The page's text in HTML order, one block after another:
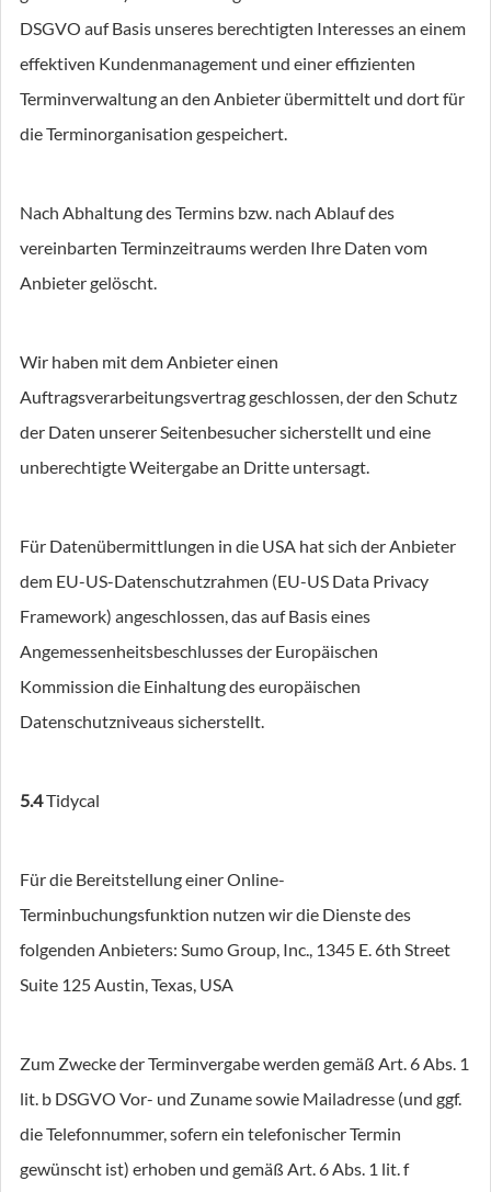
DSGVO auf Basis unseres berechtigten Interesses an einem
effektiven Kundenmanagement und einer effizienten
Terminverwaltung an den Anbieter übermittelt und dort für
die Terminorganisation gespeichert.
Nach Abhaltung des Termins bzw. nach Ablauf des
vereinbarten Terminzeitraums werden Ihre Daten vom
Anbieter gelöscht.
Wir haben mit dem Anbieter einen
Auftragsverarbeitungsvertrag geschlossen, der den Schutz
der Daten unserer Seitenbesucher sicherstellt und eine
unberechtigte Weitergabe an Dritte untersagt.
Für Datenübermittlungen in die USA hat sich der Anbieter
dem EU-US-Datenschutzrahmen (EU-US Data Privacy
Framework) angeschlossen, das auf Basis eines
Angemessenheitsbeschlusses der Europäischen
Kommission die Einhaltung des europäischen
Datenschutzniveaus sicherstellt.
5.4Tidycal
Für die Bereitstellung einer Online-
Terminbuchungsfunktion nutzen wir die Dienste des
folgenden Anbieters: Sumo Group, Inc., 1345 E. 6th Street
Suite 125 Austin, Texas, USA
Zum Zwecke der Terminvergabe werden gemäß Art. 6 Abs. 1
lit. b DSGVO Vor- und Zuname sowie Mailadresse (und ggf.
die Telefonnummer, sofern ein telefonischer Termin
gewünscht ist) erhoben und gemäß Art. 6 Abs. 1 lit. f